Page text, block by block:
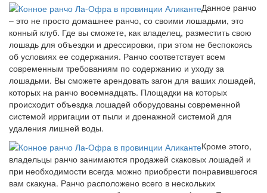
Данное ранчо
– это не просто домашнее ранчо, со своими лошадьми, это
конный клуб. Где вы сможете, как владелец, разместить свою
лошадь для объездки и дрессировки, при этом не беспокоясь
об условиях ее содержания. Ранчо соответствует всем
современным требованиям по содержанию и уходу за
лошадьми. Вы сможете арендовать загон для ваших лошадей,
которых на ранчо восемнадцать. Площадки на которых
происходит объездка лошадей оборудованы современной
системой ирригации от пыли и дренажной системой для
удаления лишней воды.
Кроме этого,
владельцы ранчо занимаются продажей скаковых лошадей и
при необходимости всегда можно приобрести понравившегося
вам скакуна. Ранчо расположено всего в нескольких